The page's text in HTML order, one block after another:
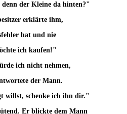
der Kleine da hinten?"
erklärte ihm,
hat und nie
ich kaufen!"
ich nicht nehmen,
der Mann.
willst, schenke ich ihn dir."
Er blickte dem Mann